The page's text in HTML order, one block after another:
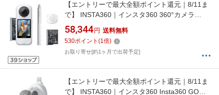
【エントリーで最大全額ポイント還元｜8/11ま
で】 INSTA360｜インスタ360 360°カメラ
Insta360 X4 Air スターターバンドル アークテ
ィックホワイト CINSAAFA-SE17 [8K対応 /防
水]
58,344 円 送料無料
530ポイント (1倍)
お取り寄せ[約1ヶ月で出荷予定]
【エントリーで最大全額ポイント還元｜8/11ま
で】 INSTA360｜インスタ360 Insta360 GO